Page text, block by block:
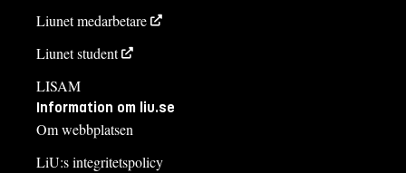
Liunet medarbetare
Liunet student
LISAM
Information om liu.se
Om webbplatsen
LiU:s integritetspolicy